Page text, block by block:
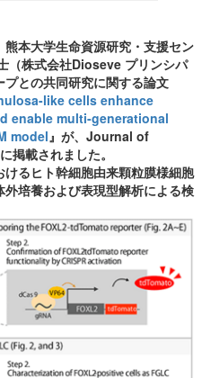
本大学生命資源研究・支援セン
（株式会社Dioseve プリンシパ
との共同研究に関する論文
like cells enhance
enable multi-generational
model』が、Journal of
載されました。
るヒト幹細胞由来顆粒膜様細胞
培養および表現型解析による検